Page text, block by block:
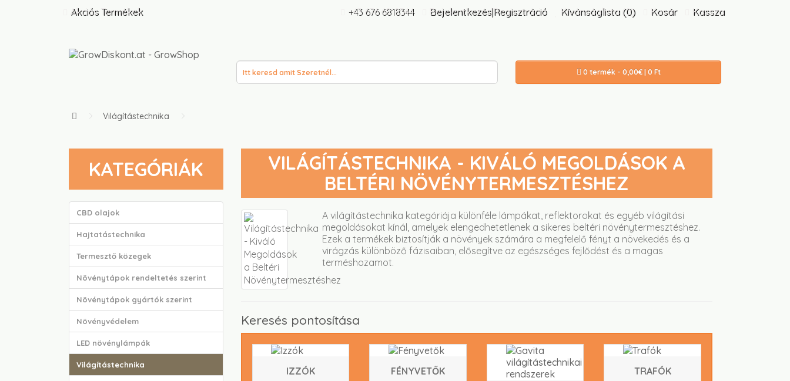
Akciós Termékek +43 676 6818344 Bejelentkezés|Regisztráció Kívánságlista (0) Kosár Kassza
0 termék - 0,00€ | 0 Ft
Világítástechnika
KATEGÓRIÁK
CBD olajok
Hajtatástechnika
Termesztő közegek
Növénytápok rendeltetés szerint
Növénytápok gyártók szerint
Növényvédelem
LED növénylámpák
Világítástechnika
VILÁGÍTÁSTECHNIKA - KIVÁLÓ MEGOLDÁSOK A
BELTÉRI NÖVÉNYTERMESZTÉSHEZ
A világítástechnika kategóriája különféle lámpákat, reflektorokat és egyéb világítási
megoldásokat kínál, amelyek elengedhetetlenek a sikeres beltéri növénytermesztéshez.
Ezek a termékek biztosítják a növények számára a megfelelő fényt a növekedés és a
virágzás különböző fázisaiban, elősegítve az egészséges fejlődést és a magas
terméshozamot.
Keresés pontosítása
IZZÓK
FÉNYVETŐK
TRAFÓK